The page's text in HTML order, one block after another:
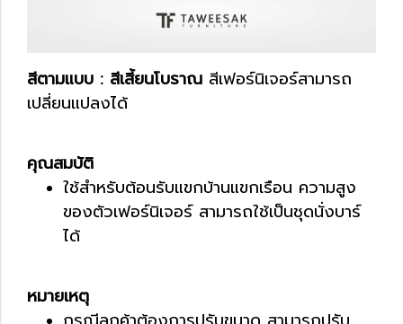
สีตามแบบ : สีเสี้ยนโบราณ สีเฟอร์นิเจอร์สามารถ
เปลี่ยนแปลงได้
คุณสมบัติ
ใช้สำหรับต้อนรับแขกบ้านแขกเรือน ความสูง
ของตัวเฟอร์นิเจอร์ สามารถใช้เป็นชุดนั่งบาร์
ได้
หมายเหตุ